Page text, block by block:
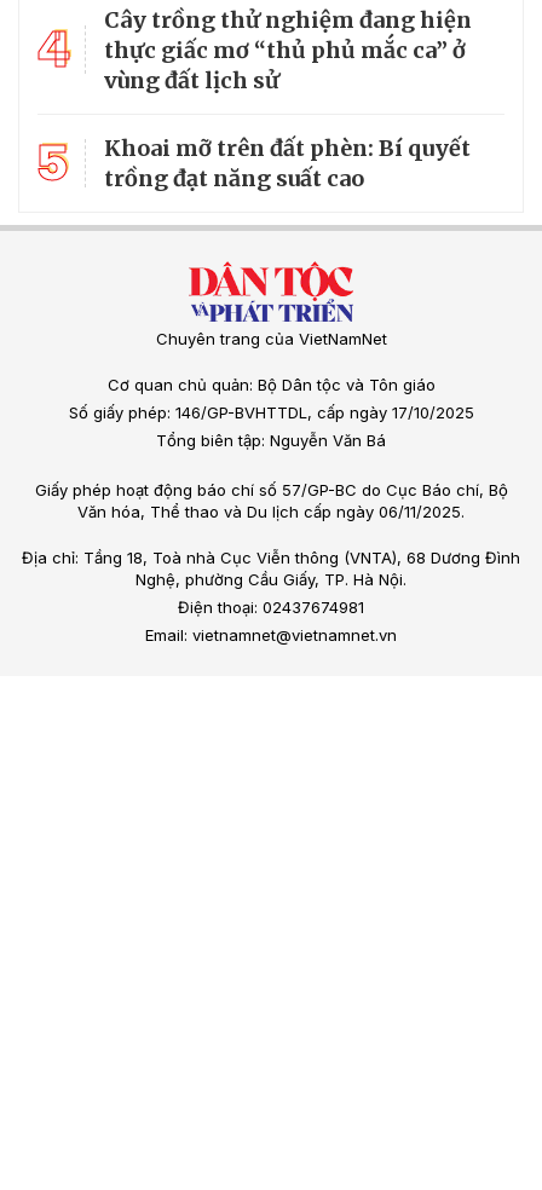
4
Cây trồng thử nghiệm đang hiện
thực giấc mơ “thủ phủ mắc ca” ở
vùng đất lịch sử
5
Khoai mỡ trên đất phèn: Bí quyết
trồng đạt năng suất cao
Chuyên trang của VietNamNet
Cơ quan chủ quản: Bộ Dân tộc và Tôn giáo
Số giấy phép: 146/GP-BVHTTDL, cấp ngày 17/10/2025
Tổng biên tập: Nguyễn Văn Bá
Giấy phép hoạt động báo chí số 57/GP-BC do Cục Báo chí, Bộ
Văn hóa, Thể thao và Du lịch cấp ngày 06/11/2025.
Địa chỉ: Tầng 18, Toà nhà Cục Viễn thông (VNTA), 68 Dương Đình
Nghệ, phường Cầu Giấy, TP. Hà Nội.
Điện thoại: 02437674981
Email: vietnamnet@vietnamnet.vn